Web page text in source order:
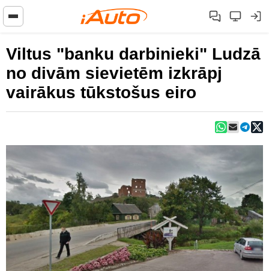
Viltus "banku darbinieki" Ludzā
no divām sievietēm izkrāpj
vairākus tūkstošus eiro